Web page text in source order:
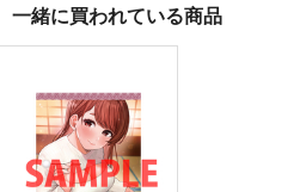
めばいい
月面のパレード
944円（税込）
一緒に買われている商品